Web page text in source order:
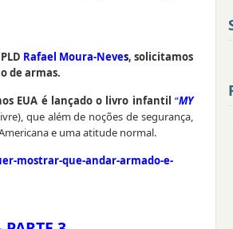
Rafael Moura-Neves, solicitamos
de armas.
EUA é lançado o livro infantil “MY
que além de noções de segurança,
e uma atitude normal.
mostrar-que-andar-armado-e-